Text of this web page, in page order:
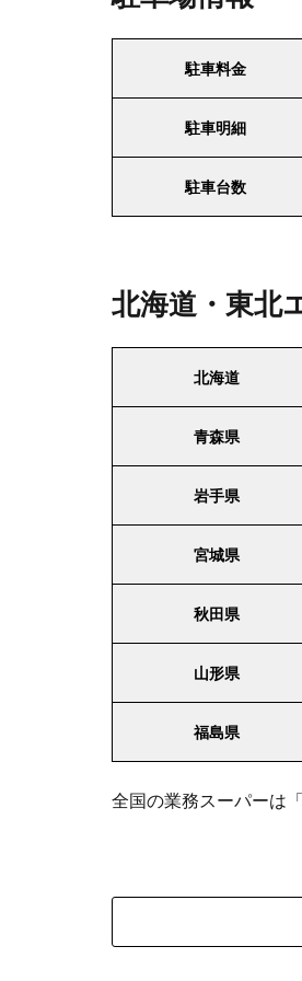
駐車料金
駐車明細
駐車台数
北海道・東北
北海道
青森県
岩手県
宮城県
秋田県
山形県
福島県
全国の業務スーパーは「